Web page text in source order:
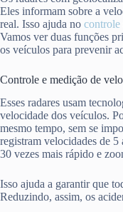
Eles informam sobre a
real. Isso ajuda no controle
Vamos ver duas funções
os veículos para prevenir
Controle e medição de
Esses radares usam
velocidade dos veículos.
mesmo tempo, sem se
registram velocidades de
30 vezes mais rápido e
Isso ajuda a garantir que
Reduzindo, assim, os